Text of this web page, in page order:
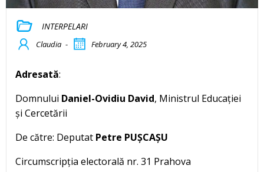
INTERPELARI
Claudia - February 4, 2025
Adresată:
Domnului Daniel-Ovidiu David, Ministrul Educației
și Cercetării
De către: Deputat Petre PUȘCAȘU
Circumscripția electorală nr. 31 Prahova